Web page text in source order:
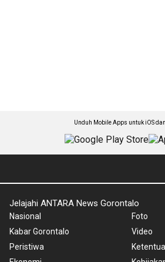
Unduh Mobile Apps untuk iOS
Jelajahi ANTARA News Gorontalo
Nasional
Kabar Gorontalo
Peristiwa
Foto
Video